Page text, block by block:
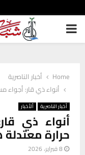
PRIMARY
Home
أخبار الناصرية
أنواء ذي قار: أجواء
أخبار الناصرية ألأخبار
أنواء ذي
حرارة
8 فبراير، 2026